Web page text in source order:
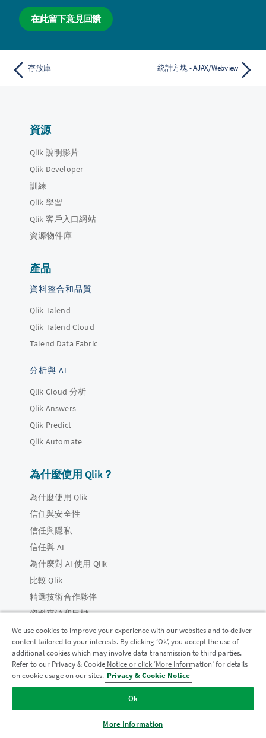
在此留下意見回饋
存放庫 統計方塊 - AJAX/Webview
資源
Qlik 說明影片
Qlik Developer
訓練
Qlik 學習
Qlik 客戶入口網站
資源物件庫
產品
資料整合和品質
Qlik Talend
Qlik Talend Cloud
Talend Data Fabric
分析與 AI
Qlik Cloud 分析
Qlik Answers
Qlik Predict
Qlik Automate
為什麼使用 Qlik？
為什麼使用 Qlik
信任與安全性
信任與隱私
信任與 AI
為什麼對 AI 使用 Qlik
比較 Qlik
精選技術合作夥伴
資料來源和目標
Qlik 區域
關於 Qlik
公司
加入分析現代化計畫
透過分析現代化程式進行現代化而不犧牲寶貴的 QlikView 應用
程式。
We use cookies to improve your experience with our websites and to deliver
content tailored to your interests. By clicking ‘Ok’, you accept the use of
additional cookies which may involve data transmission to third parties.
Refer to our Privacy & Cookie Notice or click ‘More Information’ for details
on cookie usage on our sites. Privacy & Cookie Notice
Ok
More Information